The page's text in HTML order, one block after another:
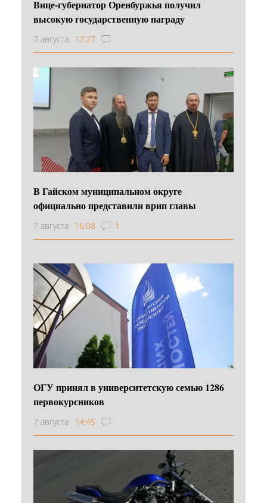
Вице-губернатор Оренбуржья получил
высокую государственную награду
7 августа 17:27
В Гайском муниципальном округе
официально представили врип главы
7 августа 16:08 1
ОГУ принял в университетскую семью 1286
первокурсников
7 августа 14:45